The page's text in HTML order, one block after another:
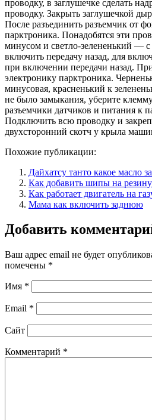
проводку, в заглушечке сделать
проводку. Закрыть заглушечкой
После разъединить разъемчик от
парктроника. Понадобятся эти
минусом и светло-зелененький —
включить передачу назад, для
при включении передачи назад.
электронику парктроника.
минусовая, красненький к
не было замыкания, уберите
разъемчики датчиков и питания к
Подключить всю проводку и
двухсторонний скотч у крыла
Похожие публикации:
Дайхатсу танто какое масло
Как добавить шипы на
Как работает двигатель на
Мама как включить заднюю
Добавить
Ваш адрес email не будет
помечены *
Имя *
Email *
Сайт
Комментарий *